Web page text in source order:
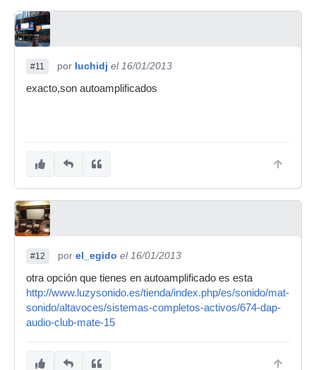
#11 por luchidj el 16/01/2013
exacto,son autoamplificados
#12 por el_egido el 16/01/2013
otra opción que tienes en autoamplificado es esta
http://www.luzysonido.es/tienda/index.php/es/sonido/mat-
sonido/altavoces/sistemas-completos-activos/674-dap-
audio-club-mate-15